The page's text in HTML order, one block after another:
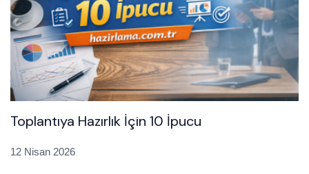
Toplantıya Hazırlık İçin 10 İpucu
12 Nisan 2026